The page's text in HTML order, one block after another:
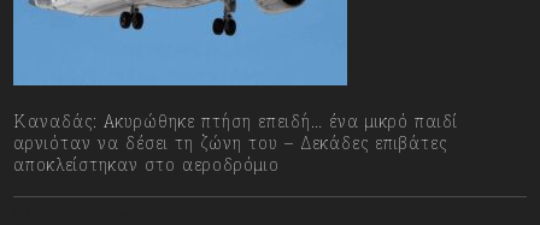
Καναδάς: Ακυρώθηκε πτήση επειδή… ένα μικρό παιδί
αρνιόταν να δέσει τη ζώνη του – Δεκάδες επιβάτες
αποκλείστηκαν στο αεροδρόμιο